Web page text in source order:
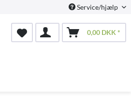
Service/hjælp
0,00 DKK *